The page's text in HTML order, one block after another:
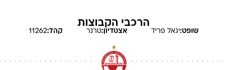
הרכבי הקבוצות
שופט:יגאל פריד אצטדיון:טרנר קהל:11262